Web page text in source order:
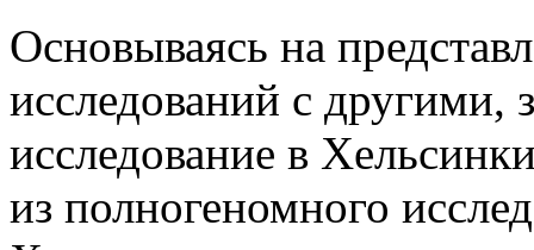
Основываясь на
исследований с другими,
исследование в
из полногеномного